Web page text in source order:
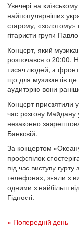
Увечері на
найпопулярніших
старому, «золотому»
гітаристи групи
Концерт, який
розпочався о 20:00.
тисяч людей, а
що для музикантів
аудиторію вони
Концерт присвятили
час розгону Майдану
незаконно
Банковій.
За концертом
профспілок
під час виступу гурту
телефонах, зняли з
одними з найбільш
Гідності.
« Попередній день